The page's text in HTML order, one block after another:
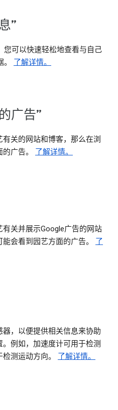
”
您可以快速轻松地查看与自己
。 了解详情。
广告”
关的网站和博客，那么在浏
广告。 了解详情。
关并展示Google广告的网站
会看到园艺方面的广告。 了
，以便提供相关信息来协助
例如，加速度计可用于检测
测运动方向。 了解详情。